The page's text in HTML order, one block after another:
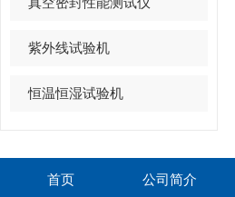
紫外线试验机
恒温恒湿试验机
首页 公司简介